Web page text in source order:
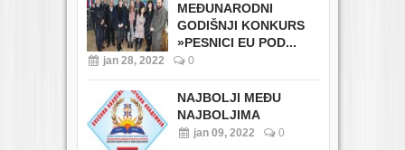
MEĐUNARODNI
GODIŠNJI KONKURS
»PESNICI EU POD...
jan 28, 2022 0
NAJBOLJI MEĐU
NAJBOLJIMA
jan 09, 2022 0